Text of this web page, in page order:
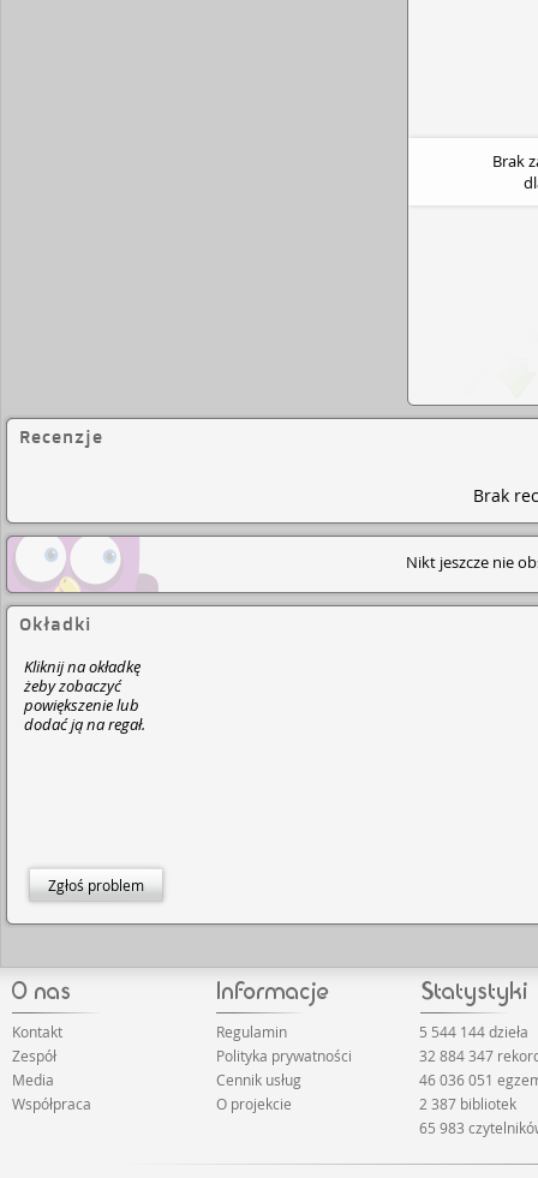
Brak
Recenzje
Brak
Nikt jeszcze nie
Okładki
Kliknij na okładkę
żeby zobaczyć
powiększenie lub
dodać ją na regał.
Zgłoś problem
Kontakt
Zespół
Media
Współpraca
Regulamin
Polityka prywatności
Cennik usług
O projekcie
5 544 144 dzieła
32 884 347
46 036 051
2 387 bibliotek
65 983